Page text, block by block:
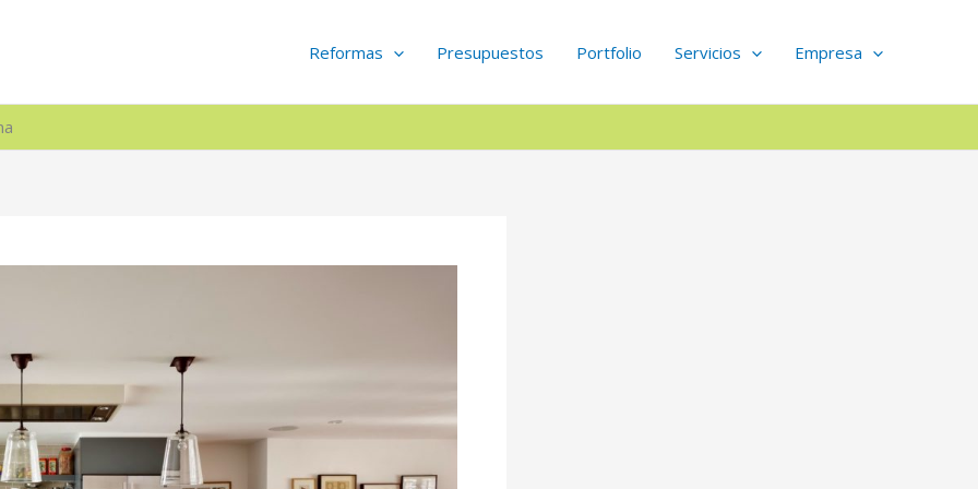
Reformas Presupuestos Portfolio Servicios Empresa